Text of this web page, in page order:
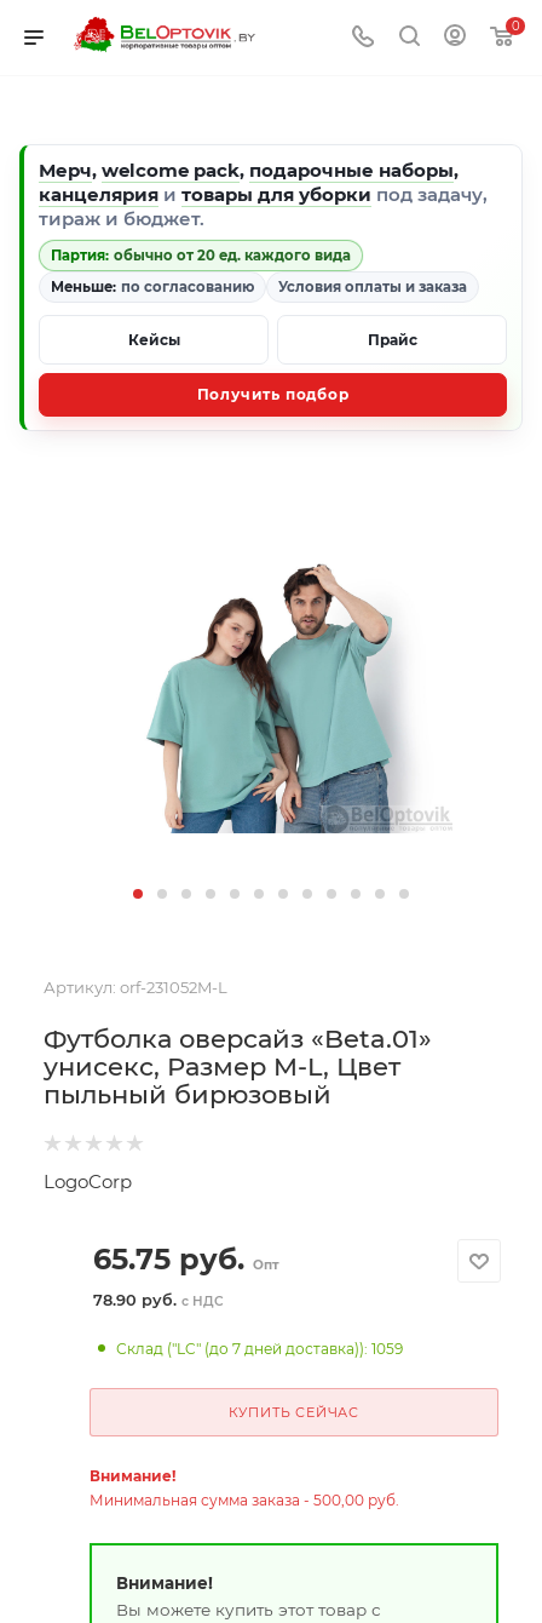
0
Мерч, welcome pack, подарочные наборы,
канцелярия и товары для уборки под задачу,
тираж и бюджет.
Партия: обычно от 20 ед. каждого вида
Меньше: по согласованию Условия оплаты и заказа
Кейсы Прайс
Получить подбор
Артикул: orf-231052M-L
Футболка оверсайз «Beta.01»
унисекс, Размер M-L, Цвет
пыльный бирюзовый
LogoCorp
65.75руб. Опт
78.90 руб. с НДС
Склад ("LC" (до 7 дней доставка)): 1059
КУПИТЬ СЕЙЧАС
Внимание!
Минимальная сумма заказа - 500,00 руб.
Внимание!
Вы можете купить этот товар с